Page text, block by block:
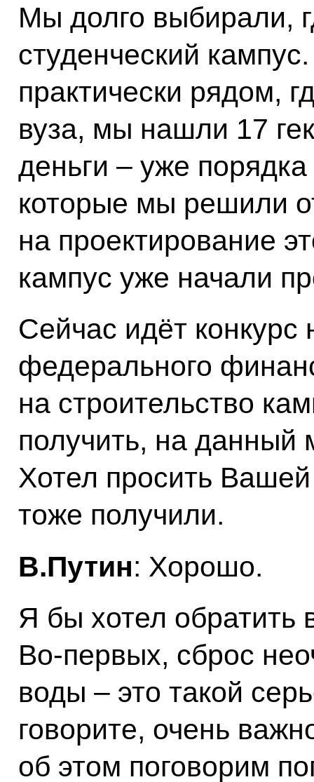
Мы долго выбирали,
студенческий
практически рядом,
вуза, мы нашли 17
деньги – уже
которые мы решили
на проектирование
кампус уже начали
Сейчас идёт конкурс
федерального
на строительство
получить, на данный
Хотел просить
тоже получили.
В.Путин: Хорошо.
Я бы хотел обратить
Во-первых, сброс
воды – это такой
говорите, очень
об этом поговорим